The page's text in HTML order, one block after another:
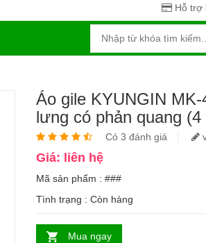
Hỗ trợ
Áo gile KYUNGIN
lưng có phản quang (4
Có 3 đánh giá
Giá: liên hệ
Mã sản phẩm : ###
Tình trạng : Còn hàng
Mua ngay